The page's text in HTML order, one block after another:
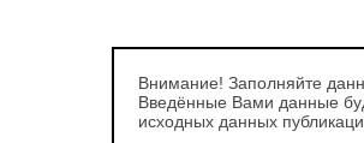
Внимание! Заполняйте
Введённые Вами данные
исходных данных